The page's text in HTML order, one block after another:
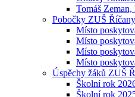
Tomáš Zeman,
Pobočky ZUŠ Říčany
Místo
Místo
Místo
Místo
Úspěchy žáků ZUŠ
Školní rok
Školní rok